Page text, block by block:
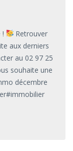
!
Retrouver
aux derniers
au 02 97 25
souhaite une
décembre